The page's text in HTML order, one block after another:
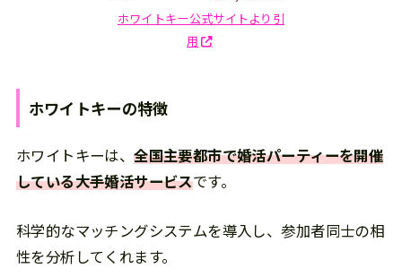
ホワイトキー公式サイトより引
用
ホワイトキーの特徴
ホワイトキーは、全国主要都市で婚活パーティーを開催
している大手婚活サービスです。
科学的なマッチングシステムを導入し、参加者同士の相
性を分析してくれます。